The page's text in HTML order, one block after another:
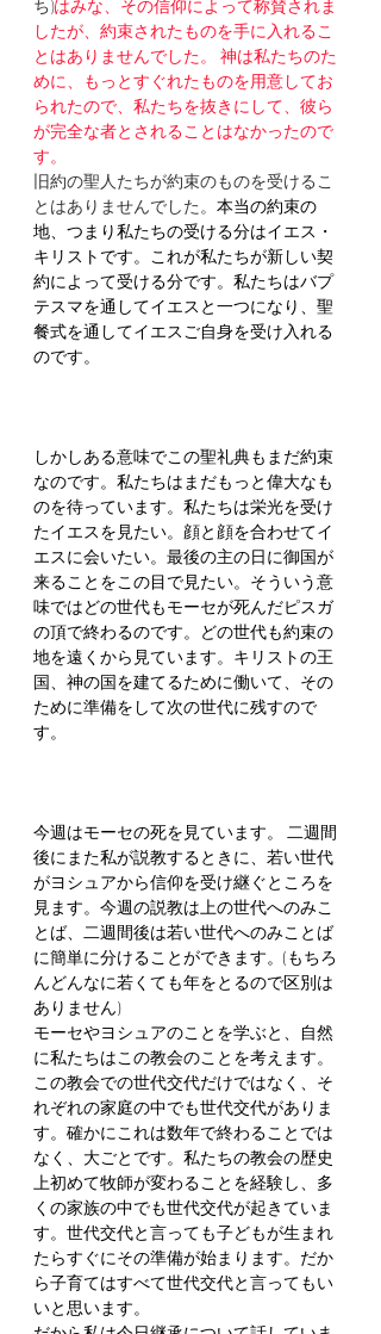
ち)はみな、その信仰によって称賛されま
したが、約束されたものを手に入れるこ
とはありませんでした。 神は私たちのた
めに、もっとすぐれたものを用意してお
られたので、私たちを抜きにして、彼ら
が完全な者とされることはなかったので
す。
旧約の聖人たちが約束のものを受けるこ
とはありませんでした。 本当の約束の
地、つまり私たちの受ける分はイエス・
キリストです。これが私たちが新しい契
約によって受ける分です。私たちはバプ
テスマを通してイエスと一つになり、聖
餐式を通してイエスご自身を受け入れる
のです。
しかしある意味でこの聖礼典もまだ約束
なのです。私たちはまだもっと偉大なも
のを待っています。私たちは栄光を受け
たイエスを見たい。顔と顔を合わせてイ
エスに会いたい。最後の主の日に御国が
来ることをこの目で見たい。そういう意
味ではどの世代もモーセが死んだピスガ
の頂で終わるのです。どの世代も約束の
地を遠くから見ています。キリストの王
国、神の国を建てるために働いて、その
ために準備をして次の世代に残すので
す。
今週はモーセの死を見ています。 二週間
後にまた私が説教するときに、若い世代
がヨシュアから信仰を受け継ぐところを
見ます。今週の説教は上の世代へのみこ
とば、二週間後は若い世代へのみことば
に簡単に分けることができます。(もちろ
んどんなに若くても年をとるので区別は
ありません)
モーセやヨシュアのことを学ぶと、自然
に私たちはこの教会のことを考えます。
この教会での世代交代だけではなく、そ
れぞれの家庭の中でも世代交代がありま
す。確かにこれは数年で終わることでは
なく、大ごとです。私たちの教会の歴史
上初めて牧師が変わることを経験し、多
くの家族の中でも世代交代が起きていま
す。世代交代と言っても子どもが生まれ
たらすぐにその準備が始まります。だか
ら子育てはすべて世代交代と言ってもい
いと思います。